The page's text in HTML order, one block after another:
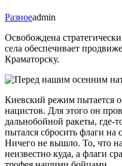
Разноеadmin
Освобождена
села обеспечивает
Краматорску.
Киевский режим пытается
нацистов. Для этого он
дальнобойной ракеты, где-
пытался сбросить флаги
Ничего не вышло. То, что
неизвестно куда, а флаги